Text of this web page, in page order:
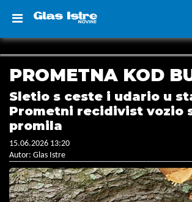
PROMETNA KOD
Sletio s ceste i udario u
Prometni recidivist vozio
promila
15.06.2026 13:20
Autor: Glas Istre